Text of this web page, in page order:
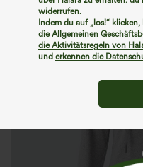
widerrufen.
Indem du auf „los!“
die Allgemeinen
die Aktivitätsregeln von
und erkennen die